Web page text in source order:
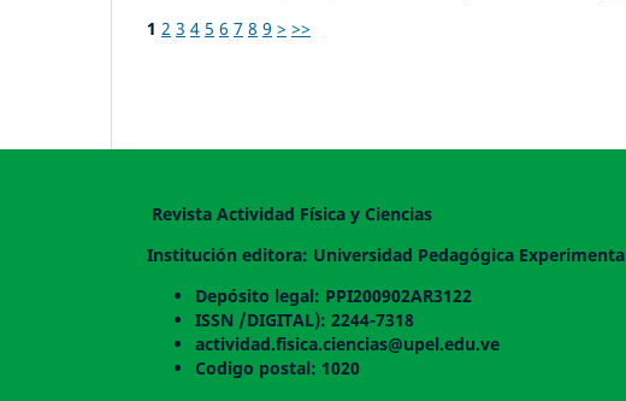
1 2 3 4 5 6 7 8 9 > >>
Revista Actividad Física y Ciencias
Institución editora: Universidad Pedagógica
Depósito legal: PPI200902AR3122
ISSN /DIGITAL): 2244-7318
actividad.fisica.ciencias@upel.edu.ve
Codigo postal: 1020